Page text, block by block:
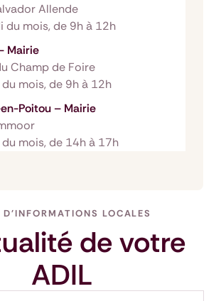
Allende
du mois, de 9h à 12h
Mairie
Champ de Foire
mois, de 9h à 12h
Poitou – Mairie
mois, de 14h à 17h
de votre
ADIL
D'INFORMATIONS LOCALES